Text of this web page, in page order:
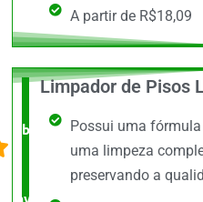
A partir de R$18,09
O +
barato,
Limpador de Pisos
Possui uma
uma limpeza
preservando a